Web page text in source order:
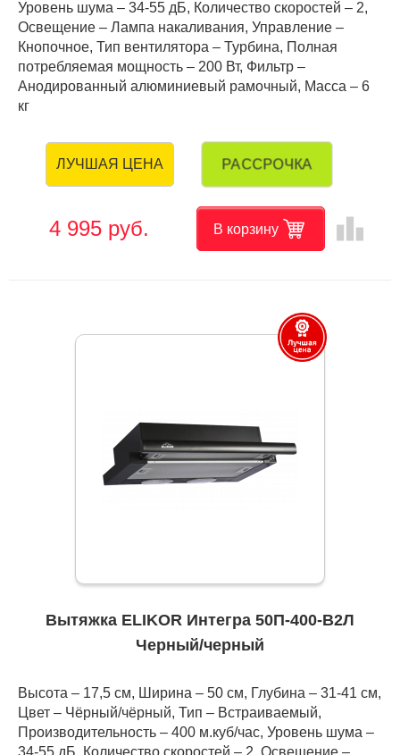
Уровень шума – 34-55 дБ, Количество скоростей – 2,
Освещение – Лампа накаливания, Управление –
Кнопочное, Тип вентилятора – Турбина, Полная
потребляемая мощность – 200 Вт, Фильтр –
Анодированный алюминиевый рамочный, Масса – 6
кг
ЛУЧШАЯ ЦЕНА РАССРОЧКА
4 995 руб. В корзину leaderboard
Вытяжка ELIKOR Интегра 50П-400-В2Л
Черный/черный
Высота – 17,5 см, Ширина – 50 см, Глубина – 31-41 см,
Цвет – Чёрный/чёрный, Тип – Встраиваемый,
Производительность – 400 м.куб/час, Уровень шума –
34-55 дБ, Количество скоростей – 2, Освещение –